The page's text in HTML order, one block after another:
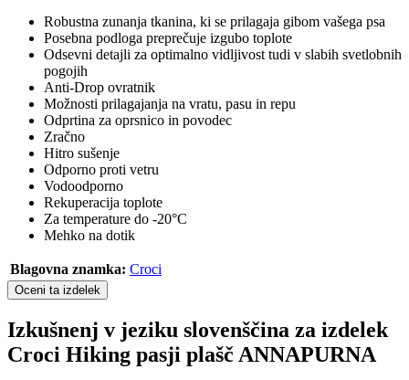
Robustna zunanja tkanina, ki se prilagaja gibom vašega psa
Posebna podloga preprečuje izgubo toplote
Odsevni detajli za optimalno vidljivost tudi v slabih svetlobnih
pogojih
Anti-Drop ovratnik
Možnosti prilagajanja na vratu, pasu in repu
Odprtina za oprsnico in povodec
Zračno
Hitro sušenje
Odporno proti vetru
Vodoodporno
Rekuperacija toplote
Za temperature do -20°C
Mehko na dotik
Blagovna znamka: Croci
Oceni ta izdelek
Izkušnenj v jeziku slovenščina za izdelek
Croci Hiking pasji plašč ANNAPURNA